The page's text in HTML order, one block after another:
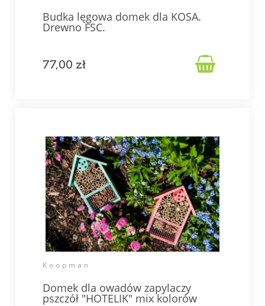
Budka lęgowa domek dla KOSA.
Drewno FSC.
77,00 zł 
Koopman
Domek dla owadów zapylaczy
pszczół "HOTELIK" mix kolorów